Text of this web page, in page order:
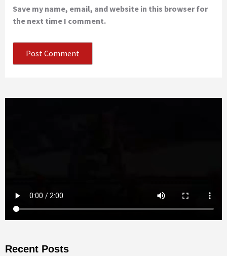
Save my name, email, and website in this browser for
the next time I comment.
Recent Posts